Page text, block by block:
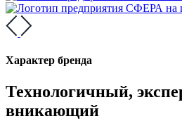
Характер бренда
Технологичный,
вникающий